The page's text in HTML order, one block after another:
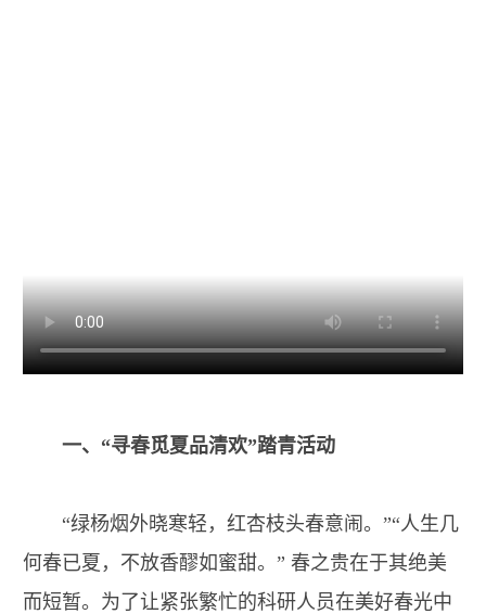
一、“寻春觅夏品清欢”踏青活动
“绿杨烟外晓寒轻，红杏枝头春意闹。”“人生几
何春已夏，不放香醪如蜜甜。” 春之贵在于其绝美
而短暂。为了让紧张繁忙的科研人员在美好春光中